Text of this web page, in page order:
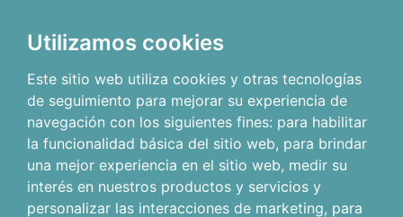
Utilizamos cookies
Este sitio web utiliza cookies y otras tecnologías
de seguimiento para mejorar su experiencia de
navegación con los siguientes fines: para habilitar
la funcionalidad básica del sitio web, para brindar
una mejor experiencia en el sitio web, medir su
interés en nuestros productos y servicios y
personalizar las interacciones de marketing, para